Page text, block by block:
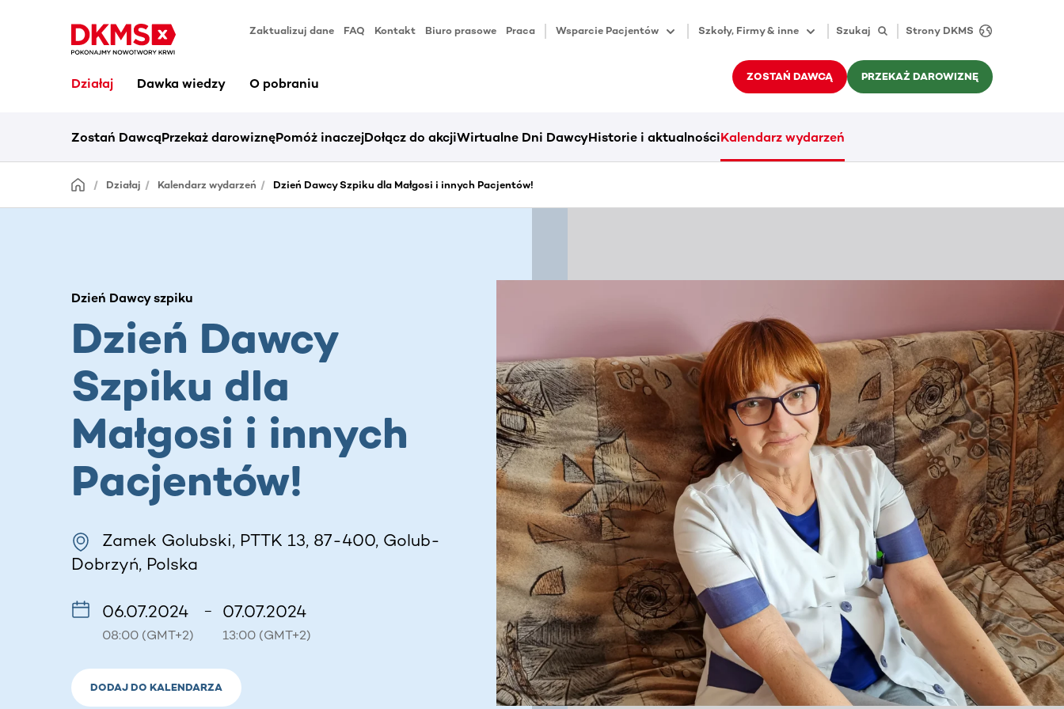
Zaktualizuj dane FAQ Kontakt Biuro prasowe Praca Wsparcie Pacjentów Szkoły, Firmy & inne Szukaj Strony DKMS
Działaj Dawka wiedzy O pobraniu ZOSTAŃ DAWCĄ PRZEKAŻ DAROWIZNĘ
Zostań DawcąPrzekaż darowiznęPomóż inaczejDołącz do akcjiWirtualne Dni DawcyHistorie i aktualnościKalendarz wydarzeń
Działaj Kalendarz wydarzeń Dzień Dawcy Szpiku dla Małgosi i innych Pacjentów!
Dzień Dawcy szpiku
Dzień Dawcy
Szpiku dla
Małgosi i innych
Pacjentów!
Zamek Golubski, PTTK 13, 87-400, Golub-
Dobrzyń, Polska
06.07.2024
08:00 (GMT+2)
– 07.07.2024
13:00 (GMT+2)
DODAJ DO KALENDARZA